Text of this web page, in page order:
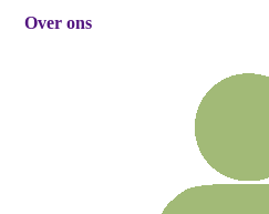
Over ons